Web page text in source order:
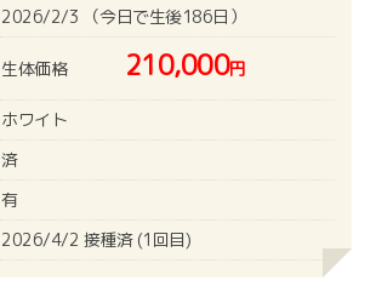
2026/2/3 （今日で生後186日）
生体価格 210,000円
ホワイト
済
有
2026/4/2 接種済 (1回目)